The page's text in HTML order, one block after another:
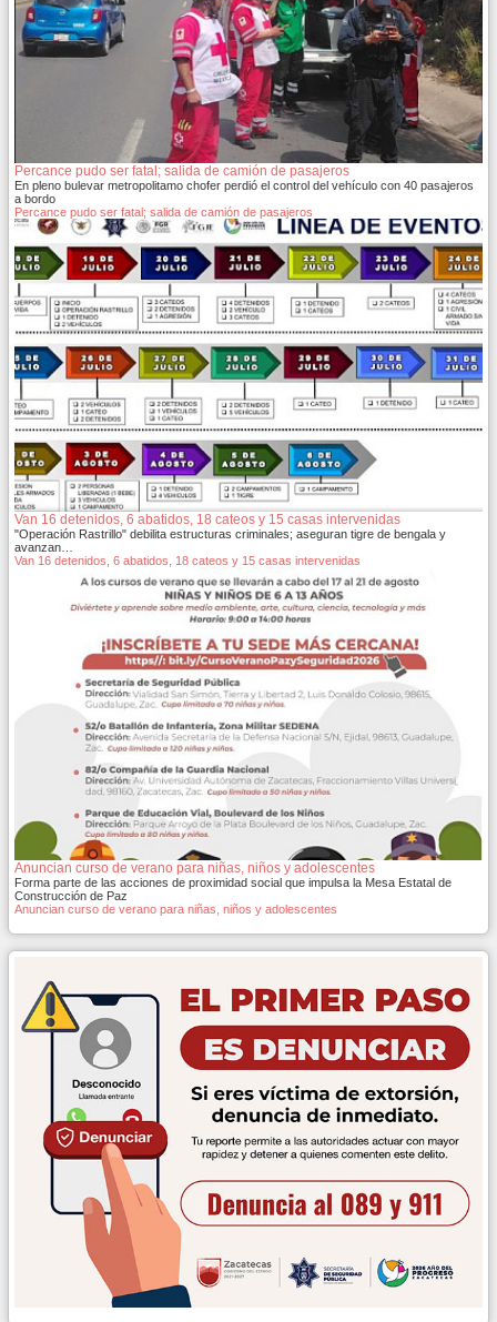
Percance pudo ser fatal; salida de camión de pasajeros
En pleno bulevar metropolitamo chofer perdió el control del vehículo con 40 pasajeros
a bordo
Percance pudo ser fatal; salida de camión de pasajeros
Van 16 detenidos, 6 abatidos, 18 cateos y 15 casas intervenidas
"Operación Rastrillo" debilita estructuras criminales; aseguran tigre de bengala y
avanzan…
Van 16 detenidos, 6 abatidos, 18 cateos y 15 casas intervenidas
Anuncian curso de verano para niñas, niños y adolescentes
Forma parte de las acciones de proximidad social que impulsa la Mesa Estatal de
Construcción de Paz
Anuncian curso de verano para niñas, niños y adolescentes